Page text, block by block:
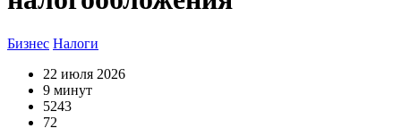
Бизнес Налоги
22 июля 2026
9 минут
5243
72